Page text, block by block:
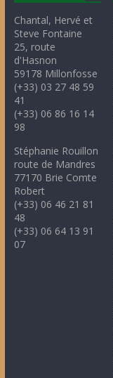
Chantal, Hervé et
Steve Fontaine
25, route
d'Hasnon
59178 Millonfosse
(+33) 03 27 48 59
41
(+33) 06 86 16 14
98
Stéphanie Rouillon
route de Mandres
77170 Brie Comte
Robert
(+33) 06 46 21 81
48
(+33) 06 64 13 91
07